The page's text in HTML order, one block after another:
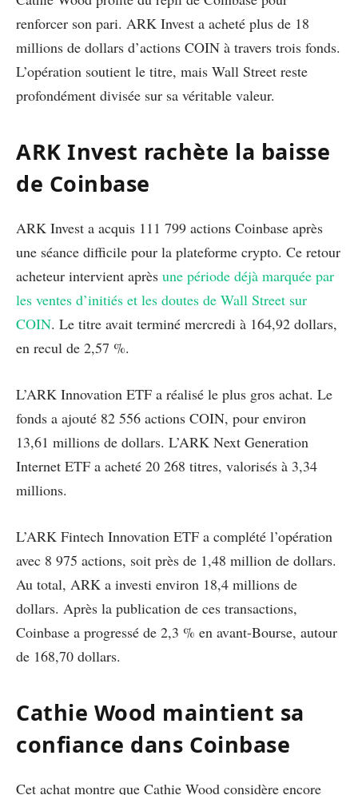
renforcer son pari. ARK Invest a acheté plus de 18
millions de dollars d’actions COIN à travers trois fonds.
L’opération soutient le titre, mais Wall Street reste
profondément divisée sur sa véritable valeur.
ARK Invest rachète la baisse
de Coinbase
ARK Invest a acquis 111 799 actions Coinbase après
une séance difficile pour la plateforme crypto. Ce retour
acheteur intervient après une période déjà marquée par
les ventes d’initiés et les doutes de Wall Street sur
COIN. Le titre avait terminé mercredi à 164,92 dollars,
en recul de 2,57 %.
L’ARK Innovation ETF a réalisé le plus gros achat. Le
fonds a ajouté 82 556 actions COIN, pour environ
13,61 millions de dollars. L’ARK Next Generation
Internet ETF a acheté 20 268 titres, valorisés à 3,34
millions.
L’ARK Fintech Innovation ETF a complété l’opération
avec 8 975 actions, soit près de 1,48 million de dollars.
Au total, ARK a investi environ 18,4 millions de
dollars. Après la publication de ces transactions,
Coinbase a progressé de 2,3 % en avant-Bourse, autour
de 168,70 dollars.
Cathie Wood maintient sa
confiance dans Coinbase
Cet achat montre que Cathie Wood considère encore